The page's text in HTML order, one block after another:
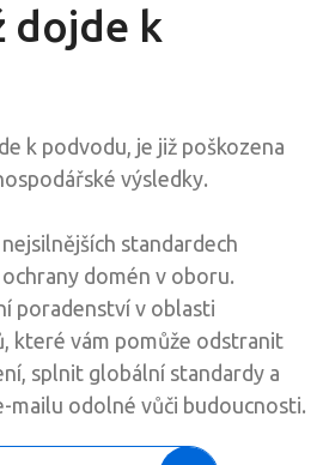
dojde k
k podvodu, je již poškozena
výsledky.
standardech
domén v oboru.
poradenství v oblasti
které vám pomůže odstranit
splnit globální standardy a
mailu odolné vůči budoucnosti.